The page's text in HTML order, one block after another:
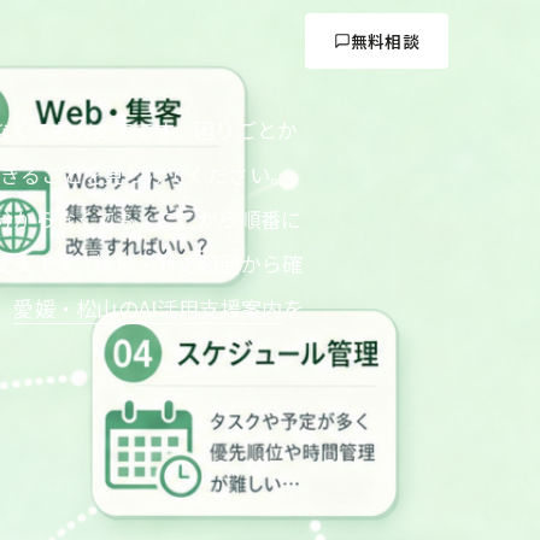
無料相談
くても大丈夫です。困りごとか
ることを見つけてください。
からなくても、ここから順番に
夫です。地域・対応範囲から確
愛媛・松山のAI活用支援案内を